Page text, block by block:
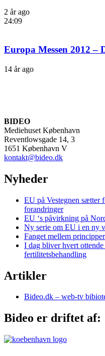
2 år ago
24:09
Europa Messen 2012 –
14 år ago
BIDEO
Mediehuset København
Reventlowsgade 14, 3
1651 København V
kontakt@bideo.dk
Nyheder
EU på Vestegnen sætter
forandringer
EU ‘s påvirkning på
Ny serie om EU i en ny
Fanget mellem
I dag bliver hvert
fertilitetsbehandling
Artikler
Bideo.dk – web-tv
Bideo er driftet af: